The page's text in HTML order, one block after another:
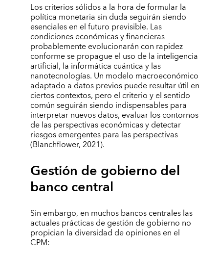
Los criterios sólidos a la hora de formular la
política monetaria sin duda seguirán siendo
esenciales en el futuro previsible. Las
condiciones económicas y financieras
probablemente evolucionarán con rapidez
conforme se propague el uso de la inteligencia
artificial, la informática cuántica y las
nanotecnologías. Un modelo macroeconómico
adaptado a datos previos puede resultar útil en
ciertos contextos, pero el criterio y el sentido
común seguirán siendo indispensables para
interpretar nuevos datos, evaluar los contornos
de las perspectivas económicas y detectar
riesgos emergentes para las perspectivas
(Blanchflower, 2021).
Gestión de gobierno del
banco central
Sin embargo, en muchos bancos centrales las
actuales prácticas de gestión de gobierno no
propician la diversidad de opiniones en el
CPM: